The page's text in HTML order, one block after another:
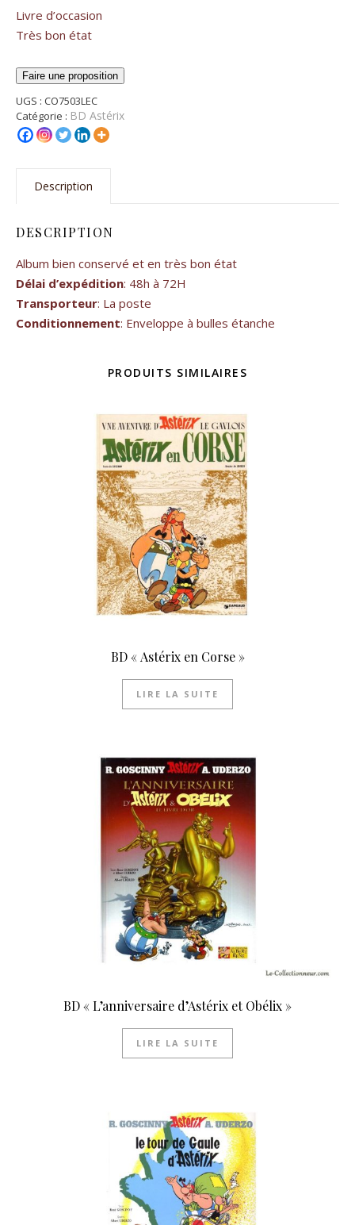
Livre d’occasion
Très bon état
Faire une proposition
UGS : CO7503LEC
Catégorie : BD Astérix
Description
DESCRIPTION
Album bien conservé et en très bon état
Délai d’expédition: 48h à 72H
Transporteur: La poste
Conditionnement: Enveloppe à bulles étanche
PRODUITS SIMILAIRES
BD « Astérix en Corse »
LIRE LA SUITE
BD « L’anniversaire d’Astérix et Obélix »
LIRE LA SUITE